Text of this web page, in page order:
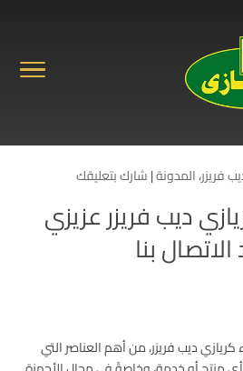
فريزر،المدونة|شارك بتعليقك
ديب فريزر عزيزي
بنا
ديب فريزر، من أهم العناصر التي